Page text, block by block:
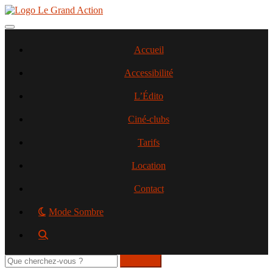
Aller
contenu
Toggle navigation
Accueil
Accessibilité
L’Édito
Ciné-clubs
Tarifs
Location
Contact
Mode Sombre
Rechercher
sur